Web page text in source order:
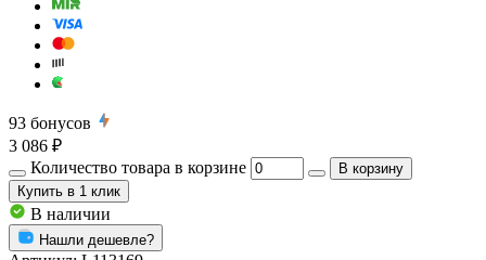
93 бонусов
3 086 ₽
Количество товара в корзине
В корзину
Купить в 1 клик
В наличии
Нашли дешевле?